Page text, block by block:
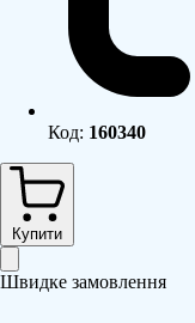
Код: 160340
Купити
Швидке замовлення